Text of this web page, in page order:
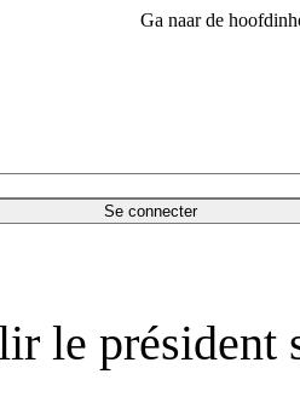
Ga naar de
Se connecter
le président